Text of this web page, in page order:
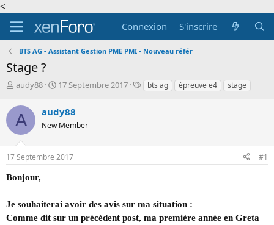
<
Connexion
S'inscrire
BTS AG - Assistant Gestion PME PMI - Nouveau référ
Stage ?
A
t
e
u
d
e
a
s
audy88
D
t
e
d
d
é
17 Septembre 2017
Tbts ag épreuve e4 stage
A audy88
New Member
17 Septembre 2017 #1
Bonjour,
Je souhaiterai avoir des avis sur ma situation :
Comme dit sur un précédent post, ma première année en Greta